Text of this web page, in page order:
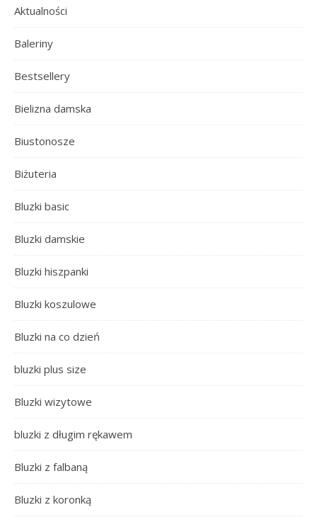
Aktualności
Baleriny
Bestsellery
Bielizna damska
Biustonosze
Biżuteria
Bluzki basic
Bluzki damskie
Bluzki hiszpanki
Bluzki koszulowe
Bluzki na co dzień
bluzki plus size
Bluzki wizytowe
bluzki z długim rękawem
Bluzki z falbaną
Bluzki z koronką